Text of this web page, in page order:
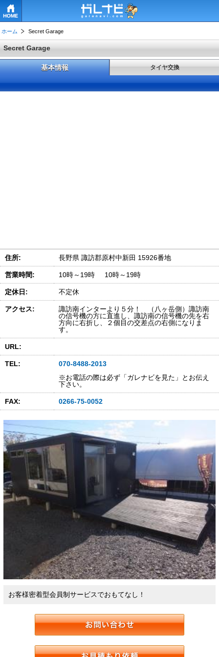
ホーム Secret Garage
Secret Garage
基本情報 タイヤ交換
住所: 長野県 諏訪郡原村中新田 15926番地
営業時間: 10時～19時 10時～19時
定休日: 不定休
アクセス:
諏訪南インターより５分！ （八ヶ岳側）諏訪南
の信号機の方に直進し、諏訪南の信号機の先を右
方向に右折し、２個目の交差点の右側になりま
す。
URL:
TEL:
070-8488-2013
※お電話の際は必ず「ガレナビを見た」とお伝え
下さい。
FAX: 0266-75-0052
お客様密着型会員制サービスでおもてなし！